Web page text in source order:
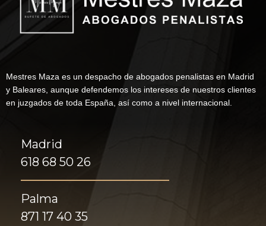
Mestres Maza es un despacho de abogados penalistas en Madrid
y Baleares, aunque defendemos los intereses de nuestros clientes
en juzgados de toda España, así como a nivel internacional.
Madrid
618 68 50 26
Palma
871 17 40 35